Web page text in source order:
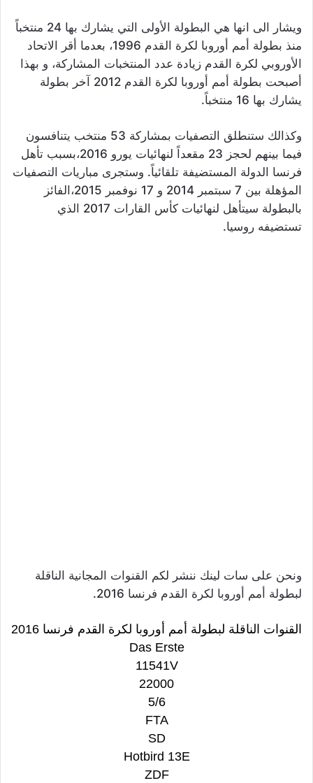
ويشار الى انها هي البطولة الأولى التي يشارك بها 24 منتخباً
منذ بطولة أمم أوروبا لكرة القدم 1996، بعدما أقر الاتحاد
الأوروبي لكرة القدم زيادة عدد المنتخبات المشاركة، و بهذا
أصبحت بطولة أمم أوروبا لكرة القدم 2012 آخر بطولة
يشارك بها 16 منتخباً.
وكذالك ستنطلق التصفيات بمشاركة 53 منتخب يتنافسون
فيما بينهم لحجز 23 مقعداً لنهائيات يورو 2016،بسبب تأهل
فرنسا الدولة المستضيفة تلقائياً. وستجرى مباريات التصفيات
المؤهلة بين 7 سبتمبر 2014 و 17 نوفمبر 2015،الفائز
بالبطولة سيتأهل لنهائيات كأس القارات 2017 الذي
تستضيفه روسيا.
ونحن على سات لينك ننشر لكم القنوات المجانية الناقلة
لبطولة أمم أوروبا لكرة القدم فرنسا 2016.
القنوات الناقلة لبطولة أمم أوروبا لكرة القدم فرنسا 2016
Das Erste
11541V
22000
5/6
FTA
SD
Hotbird 13E
ZDF